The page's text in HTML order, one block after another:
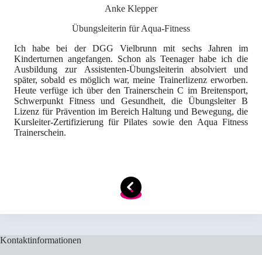
Anke Klepper
Übungsleiterin für Aqua-Fitness
Ich habe bei der DGG Vielbrunn mit sechs Jahren im
Kinderturnen angefangen. Schon als Teenager habe ich die
Ausbildung zur Assistenten-Übungsleiterin absolviert und
später, sobald es möglich war, meine Trainerlizenz erworben.
Heute verfüge ich über den Trainerschein C im Breitensport,
Schwerpunkt Fitness und Gesundheit, die Übungsleiter B
Lizenz für Prävention im Bereich Haltung und Bewegung, die
Kursleiter-Zertifizierung für Pilates sowie den Aqua Fitness
Trainerschein.
Kontaktinformationen